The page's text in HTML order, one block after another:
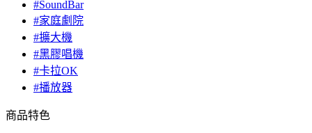
#SoundBar
#家庭劇院
#擴大機
#黑膠唱機
#卡拉OK
#播放器
商品特色